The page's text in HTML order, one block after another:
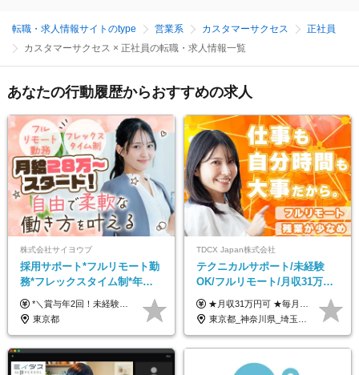
転職・求人情報サイトのtype 営業系 カスタマーサクセス
正社員
カスタマーサクセス × 正社員の転職・求人情報一覧
あなたの行動履歴からおすすめの求人
株式会社サイヨウブ
採用サポート*フルリモート勤
務*フレックスタイム制*年休
120日*土日祝休み*残業ほぼな
し*育児中社員8割以上
*＼賞与年2回！未経験から月給28万円スタート／* ◆月給28万～40万円＋賞与年2回＋各種インセンティブ ※経験・スキルを考慮の上、決定します ※試用期間6ヶ月間あり（期間中は月給26万円～になります。その他待遇等に差異はありません） ※月給には月35時間分の固定残業代含む（月5万4800円/超過分別途支給） ※ほとんどのメンバーが残業ゼロです！フレックスタイム制のため、自分の生活に合わせて調整できます。 ＼希望性で土曜日出勤あり／ お客様より「土曜日に応募者の対応をしてほしい」という ご要望を受けた際に、応募者対応⇒求職者との メッセージのやり取りなど、対応が発生する場合があります。 ※土曜日に出勤いただく場合は ・2時間稼働：4500円 ・4時間稼働：9000円 の給与が発生。勤務時間が4時間超えることは原則ありません。 短期間で高い給与をGETできるチャンスです♪
東京都
TDCX Japan株式会社
テクニカルサポート/未経験
OK/フルリモート/月収31万円
可/月最大3万のインセンティ
ブ支給/平均年齢33歳
★月収31万円可 ★毎月「最大3万円」のインセンティブあり 月給266,228円～＋スキル手当（15,000円）＋インセンティブ（月最大3万円） ※月給例（月額最大額）：281,228 円＋残業代発生分 インセンティブを最大まで取得できた場合は、月額最大額：311,228円＋残業代発生分 となります ※経験・スキルなどを考慮し決定します ※残業代は1分単位で支給 ※試用期間3ヵ月あり（契約社員期間も給与・待遇に変更なし） ※インセンティブは効率性、顧客満足、勤怠状況等の結果により毎月金額が決定されます。 ＼”頑張り”はインセンティブで還元！／ 入社3ヶ月目から、目標数字やKPI、勤怠状況、お客様アンケートなどをもとに評価をスタート。 最短4ヶ月目にはインセンティブの支給も可能です！
東京都_神奈川県_埼玉県_千葉県_大阪府_愛知県_北海道_青森県_岩手県_宮城県_秋田県_山形県_福島県_茨城県_栃木県_群馬県_新潟県_山梨県_長野県_富山県_石川県_福井県_静岡県_岐阜県_三重県_兵庫県_京都府_滋賀県_奈良県_和歌山県_広島県_岡山県_鳥取県_島根県_山口県_徳島県_香川県_愛媛県_高知県_福岡県_熊本県_佐賀県_長崎県_大分県_宮崎県_鹿児島県_沖縄県